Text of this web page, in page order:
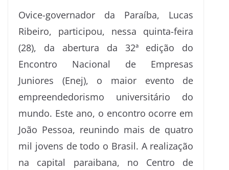
Ovice-governador da Paraíba, Lucas
Ribeiro, participou, nessa quinta-feira
(28), da abertura da 32ª edição do
Encontro Nacional de Empresas
Juniores (Enej), o maior evento de
empreendedorismo universitário do
mundo. Este ano, o encontro ocorre em
João Pessoa, reunindo mais de quatro
mil jovens de todo o Brasil. A realização
na capital paraibana, no Centro de